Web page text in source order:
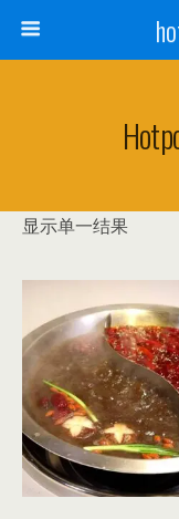
显示单一结果